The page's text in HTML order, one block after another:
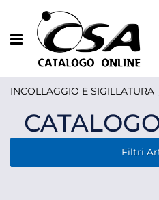
Open menu
INCOLLAGGIO E SIGILLATURA
Filtri